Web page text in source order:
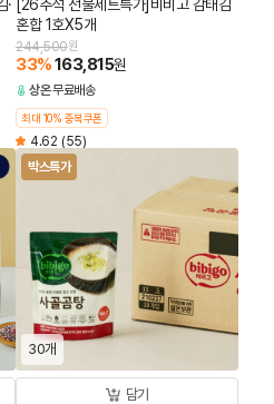
· [26추석 선물세트특가]비비고 감태김
혼합 1호X5개
244,500원
33%163,815원
상온무료배송
최대 10% 중복쿠폰
4.62 (55)
박스특가
30개
담기